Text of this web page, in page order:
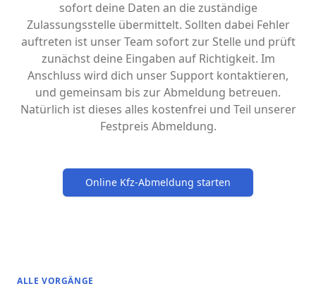
sofort deine Daten an die zuständige
Zulassungsstelle übermittelt. Sollten dabei Fehler
auftreten ist unser Team sofort zur Stelle und prüft
zunächst deine Eingaben auf Richtigkeit. Im
Anschluss wird dich unser Support kontaktieren,
und gemeinsam bis zur Abmeldung betreuen.
Natürlich ist dieses alles kostenfrei und Teil unserer
Festpreis Abmeldung.
Online Kfz-Abmeldung starten
ALLE VORGÄNGE